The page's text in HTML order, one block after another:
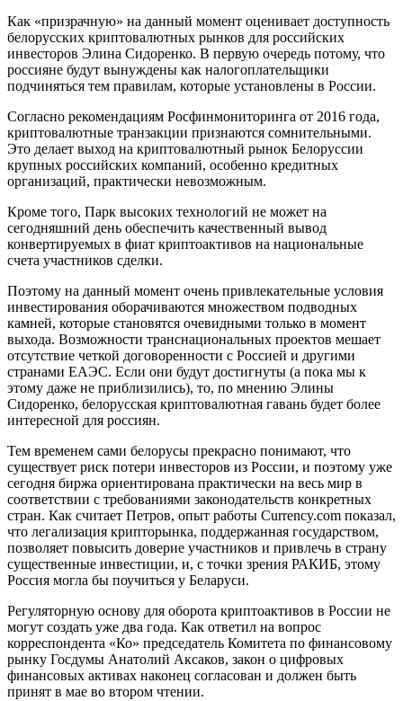
Как «призрачную» на данный момент оценивает доступность
белорусских криптовалютных рынков для российских
инвесторов Элина Сидоренко. В первую очередь потому, что
россияне будут вынуждены как налогоплательщики
подчиняться тем правилам, которые установлены в России.
Согласно рекомендациям Росфинмониторинга от 2016 года,
криптовалютные транзакции признаются сомнительными.
Это делает выход на криптовалютный рынок Белоруссии
крупных российских компаний, особенно кредитных
организаций, практически невозможным.
Кроме того, Парк высоких технологий не может на
сегодняшний день обеспечить качественный вывод
конвертируемых в фиат криптоактивов на национальные
счета участников сделки.
Поэтому на данный момент очень привлекательные условия
инвестирования оборачиваются множеством подводных
камней, которые становятся очевидными только в момент
выхода. Возможности транснациональных проектов мешает
отсутствие четкой договоренности с Россией и другими
странами ЕАЭС. Если они будут достигнуты (а пока мы к
этому даже не приблизились), то, по мнению Элины
Сидоренко, белорусская криптовалютная гавань будет более
интересной для россиян.
Тем временем сами белорусы прекрасно понимают, что
существует риск потери инвесторов из России, и поэтому уже
сегодня биржа ориентирована практически на весь мир в
соответствии с требованиями законодательств конкретных
стран. Как считает Петров, опыт работы Сurrency.com показал,
что легализация крипторынка, поддержанная государством,
позволяет повысить доверие участников и привлечь в страну
существенные инвестиции, и, с точки зрения РАКИБ, этому
Россия могла бы поучиться у Беларуси.
Регуляторную основу для оборота криптоактивов в России не
могут создать уже два года. Как ответил на вопрос
корреспондента «Ко» председатель Комитета по финансовому
рынку Госдумы Анатолий Аксаков, закон о цифровых
финансовых активах наконец согласован и должен быть
принят в мае во втором чтении.